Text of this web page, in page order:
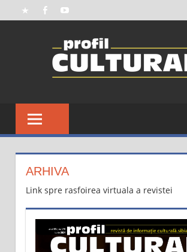
ARHIVA
Link spre rasfoirea virtuala a revistei